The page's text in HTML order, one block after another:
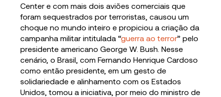
Center e com mais dois aviões comerciais que
foram sequestrados por terroristas, causou um
choque no mundo inteiro e propiciou a criação da
campanha militar intitulada “guerra ao terror” pelo
presidente americano George W. Bush. Nesse
cenário, o Brasil, com Fernando Henrique Cardoso
como então presidente, em um gesto de
solidariedade e alinhamento com os Estados
Unidos, tomou a iniciativa, por meio do ministro de